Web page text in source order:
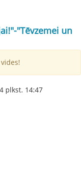
"Tēvzemei un
plkst. 14:47